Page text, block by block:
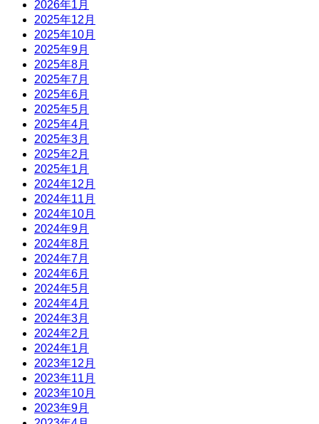
2026年1月
2025年12月
2025年10月
2025年9月
2025年8月
2025年7月
2025年6月
2025年5月
2025年4月
2025年3月
2025年2月
2025年1月
2024年12月
2024年11月
2024年10月
2024年9月
2024年8月
2024年7月
2024年6月
2024年5月
2024年4月
2024年3月
2024年2月
2024年1月
2023年12月
2023年11月
2023年10月
2023年9月